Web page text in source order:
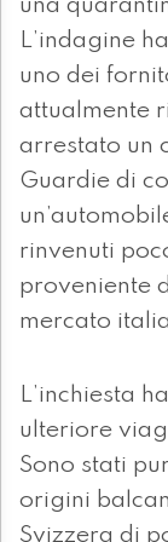
una
L’indagine
uno dei
attualmente
arrestato un
Guardie di
rinvenuti
proveniente
mercato
L’inchiesta
ulteriore
Sono stati
origini
Svizzera di